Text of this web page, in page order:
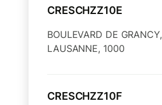
CRESCHZZ10E
BOULEVARD DE GRANCY,
LAUSANNE, 1000
CRESCHZZ10F